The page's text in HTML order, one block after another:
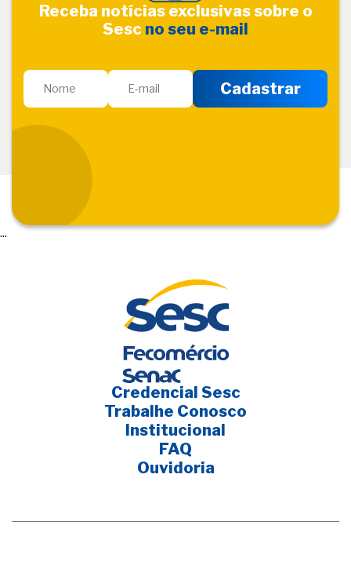
Receba notícias exclusivas sobre o
Sesc no seu e-mail
...
Credencial Sesc
Trabalhe Conosco
Institucional
FAQ
Ouvidoria